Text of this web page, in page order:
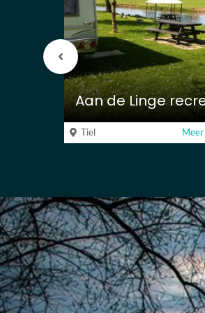
Vorige
berichten
Aan de Linge
Tiel